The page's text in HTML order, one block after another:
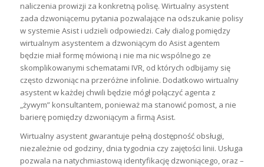
naliczenia prowizji za konkretną polisę. Wirtualny asystent
zada dzwoniącemu pytania pozwalające na odszukanie polisy
w systemie Asist i udzieli odpowiedzi. Cały dialog pomiędzy
wirtualnym asystentem a dzwoniącym do Asist agentem
będzie miał formę mówioną i nie ma nic wspólnego ze
skomplikowanymi schematami IVR, od których odbijamy się
często dzwoniąc na przeróżne infolinie. Dodatkowo wirtualny
asystent w każdej chwili będzie mógł połączyć agenta z
„żywym” konsultantem, ponieważ ma stanowić pomost, a nie
barierę pomiędzy dzwoniącym a firmą Asist.
Wirtualny asystent gwarantuje pełną dostępność obsługi,
niezależnie od godziny, dnia tygodnia czy zajętości linii. Usługa
pozwala na natychmiastową identyfikację dzwoniącego, oraz –